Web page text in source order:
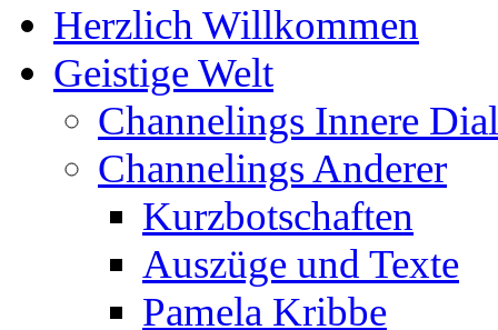
Herzlich Willkommen
Geistige Welt
Channelings Innere
Channelings Anderer
Kurzbotschaften
Auszüge und Texte
Pamela Kribbe